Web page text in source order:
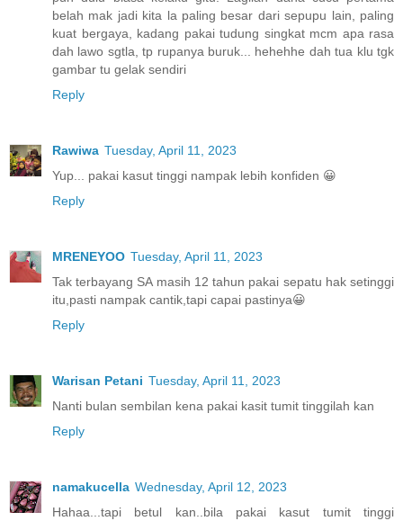
belah mak jadi kita la paling besar dari sepupu lain, paling
kuat bergaya, kadang pakai tudung singkat mcm apa rasa
dah lawo sgtla, tp rupanya buruk... hehehhe dah tua klu tgk
gambar tu gelak sendiri
Reply
Rawiwa Tuesday, April 11, 2023
Yup... pakai kasut tinggi nampak lebih konfiden 😀
Reply
MRENEYOO Tuesday, April 11, 2023
Tak terbayang SA masih 12 tahun pakai sepatu hak setinggi
itu,pasti nampak cantik,tapi capai pastinya😀
Reply
Warisan Petani Tuesday, April 11, 2023
Nanti bulan sembilan kena pakai kasit tumit tinggilah kan
Reply
namakucella Wednesday, April 12, 2023
Hahaa...tapi betul kan..bila pakai kasut tumit tinggi